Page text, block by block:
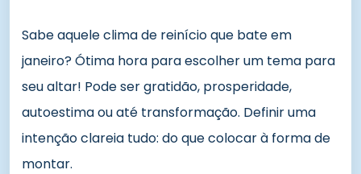
Sabe aquele clima de reinício que bate em
janeiro? Ótima hora para escolher um tema para
seu altar! Pode ser gratidão, prosperidade,
autoestima ou até transformação. Definir uma
intenção clareia tudo: do que colocar à forma de
montar.